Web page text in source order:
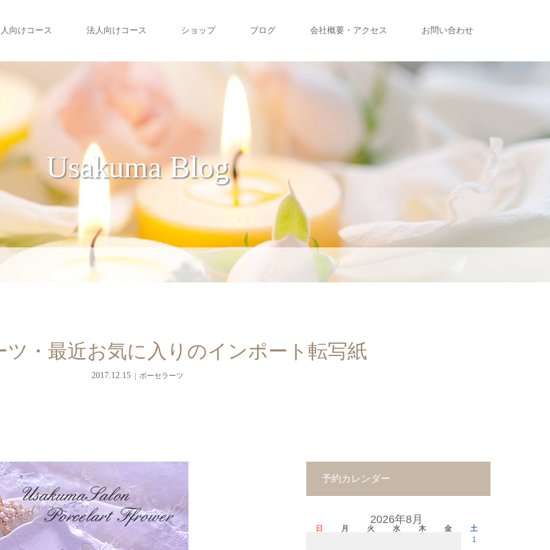
向けコース 法人向けコース ショップ ブログ 会社概要・アクセス お問い合わせ
Usakuma Blog
ツ・最近お気に入りのインポート転写紙
2017.12.15 ポーセラーツ
予約カレンダー
2026年8月
日 月 火 水 木 金
土
1